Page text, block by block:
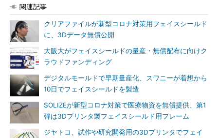
関連記事
クリアファイルが新型コロナ対策用フェイスシールド
に、3Dデータ無償公開
大阪大がフェイスシールドの量産・無償配布に向けク
ラウドファンディング
デジタルモールドで早期量産化、スワニーが着想から
10日でフェイスシールドを製造
SOLIZEが新型コロナ対策で医療物資を無償提供、第1
弾は3Dプリンタ製フェイスシールド用フレーム
ジヤトコ、試作や研究開発用の3Dプリンタでフェイ